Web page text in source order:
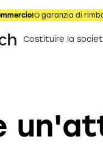
O garanzia di
Costituire la